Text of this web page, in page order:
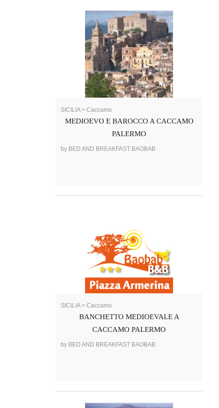
SICILIA > Caccamo
MEDIOEVO E BAROCCO A CACCAMO
PALERMO
by BED AND BREAKFAST BAOBAB
SICILIA > Caccamo
BANCHETTO MEDIOEVALE A
CACCAMO PALERMO
by BED AND BREAKFAST BAOBAB